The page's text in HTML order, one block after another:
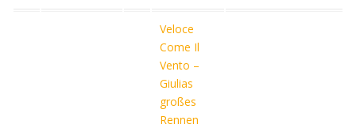
Veloce
Come Il
Vento –
Giulias
großes
Rennen